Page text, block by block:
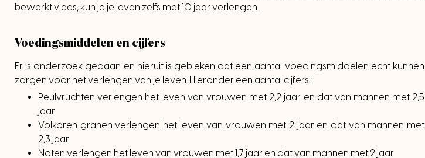
bewerkt vlees, kun je je leven zelfs met 10 jaar verlengen.
Voedingsmiddelen en cijfers
Er is onderzoek gedaan en hieruit is gebleken dat een aantal voedingsmiddelen echt kunnen
zorgen voor het verlengen van je leven. Hieronder een aantal cijfers:
Peulvruchten verlengen het leven van vrouwen met 2,2 jaar en dat van mannen met 2,5
jaar
Volkoren granen verlengen het leven van vrouwen met 2 jaar en dat van mannen met
2,3 jaar
Noten verlengen het leven van vrouwen met 1,7 jaar en dat van mannen met 2 jaar